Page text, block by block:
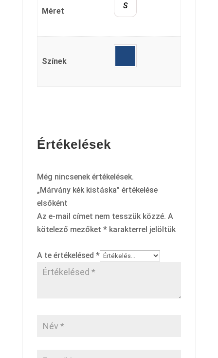
Méret
S
Színek
Értékelések
Még nincsenek értékelések.
„Márvány kék kistáska” értékelése
elsőként
Az e-mail címet nem tesszük közzé. A
kötelező mezőket *karakterrel jelöltük
A te értékelésed *